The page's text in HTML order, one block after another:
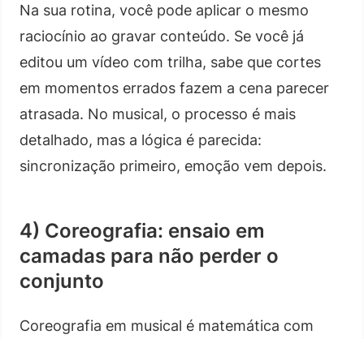
Na sua rotina, você pode aplicar o mesmo
raciocínio ao gravar conteúdo. Se você já
editou um vídeo com trilha, sabe que cortes
em momentos errados fazem a cena parecer
atrasada. No musical, o processo é mais
detalhado, mas a lógica é parecida:
sincronização primeiro, emoção vem depois.
4) Coreografia: ensaio em
camadas para não perder o
conjunto
Coreografia em musical é matemática com